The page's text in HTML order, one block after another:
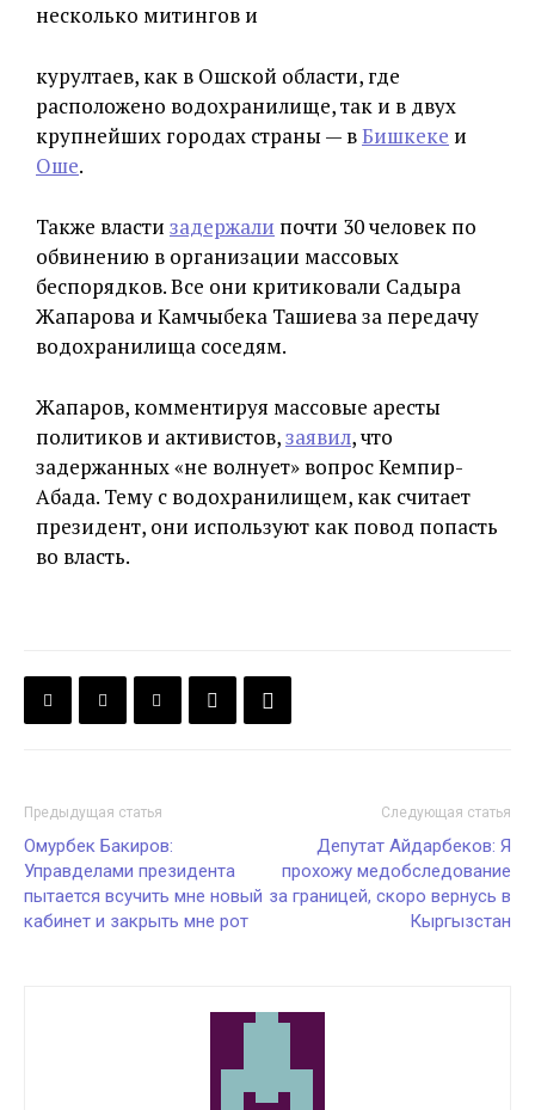
несколько митингов и
курултаев, как в Ошской области, где
расположено водохранилище, так и в двух
крупнейших городах страны — вБишкеке и
Оше.
Также власти задержали почти 30 человек по
обвинению в организации массовых
беспорядков. Все они критиковали Садыра
Жапарова и Камчыбека Ташиева за передачу
водохранилища соседям.
Жапаров, комментируя массовые аресты
политиков и активистов,заявил, что
задержанных «не волнует» вопрос Кемпир-
Абада. Тему с водохранилищем, как считает
президент, они используют как повод попасть
во власть.
Предыдущая статья
Омурбек Бакиров:
Управделами президента
пытается всучить мне новый
кабинет и закрыть мне рот
Следующая статья
Депутат Айдарбеков: Я
прохожу медобследование
за границей, скоро вернусь в
Кыргызстан